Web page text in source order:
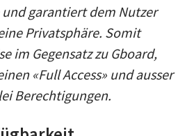
garantiert dem Nutzer
Privatsphäre. Somit
im Gegensatz zu Gboard,
«Full Access» und ausser
Berechtigungen.